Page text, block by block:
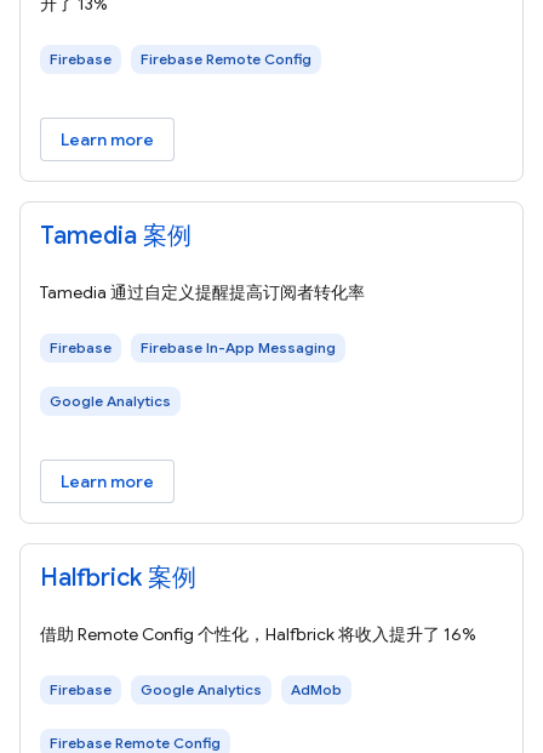
Firebase Firebase Remote Config
Learn more
Tamedia 案例
Tamedia 通过自定义提醒提高订阅者转化率
Firebase Firebase In-App Messaging
Google Analytics
Learn more
Halfbrick 案例
借助 Remote Config 个性化，Halfbrick 将收入提升了 16%
Firebase Google Analytics AdMob
Firebase Remote Config